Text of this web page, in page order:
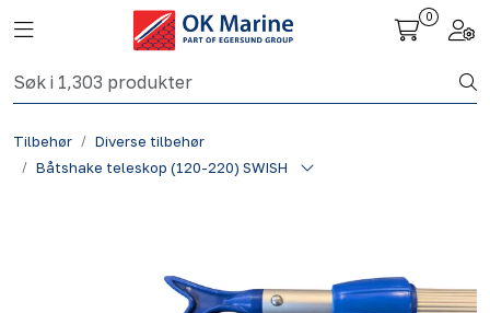
Skip to main content
Toggle navigation
0
Tilbehør
Diverse tilbehør
Båtshake teleskop (120-220) SWISH
Fiskeri nettbutikk
Havbruk